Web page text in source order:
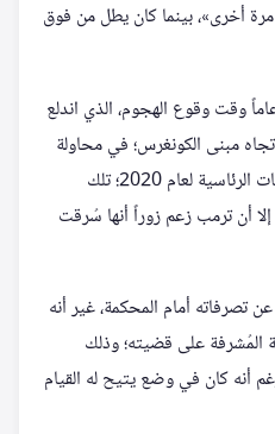
مرة أخرى»، بينما كان يطل من فوق
إيريزاري يبلغ من العمر 19 عاماً وقت وقوع الهجوم، الذي اندلع
مبنى الكونغرس؛ في محاولة
لمنع المصادقة على نتائج الانتخابات الرئاسية لعام 2020؛ تلك
إلا أن ترمب زعم زوراً أنها سُرقت
تصرفاته أمام المحكمة، غير أنه
المُشرفة على قضيته؛ وذلك
أنه كان في وضع يتيح له القيام